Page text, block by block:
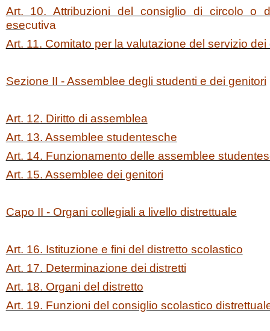
Art. 10. Attribuzioni del consiglio di circolo o
esecutiva
Art. 11. Comitato per la valutazione del servizio dei
Sezione II - Assemblee degli studenti e dei genitori
Art. 12. Diritto di assemblea
Art. 13. Assemblee studentesche
Art. 14. Funzionamento delle assemblee
Art. 15. Assemblee dei genitori
Capo II - Organi collegiali a livello distrettuale
Art. 16. Istituzione e fini del distretto scolastico
Art. 17. Determinazione dei distretti
Art. 18. Organi del distretto
Art. 19. Funzioni del consiglio scolastico